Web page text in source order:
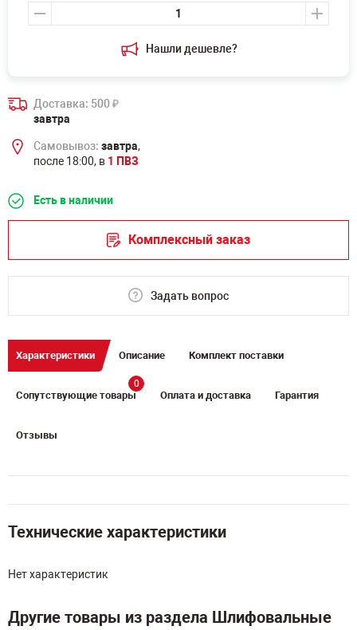
Нашли дешевле?
Доставка: 500₽
завтра
Самовывоз: завтра,
после 18:00, в 1 ПВЗ
Есть в наличии
Комплексный заказ
Задать вопрос
Характеристики Описание Комплект поставки
Сопутствующие товары
0
Оплата и доставка Гарантия
Отзывы
Технические характеристики
Нет характеристик
Другие товары из раздела Шлифовальные